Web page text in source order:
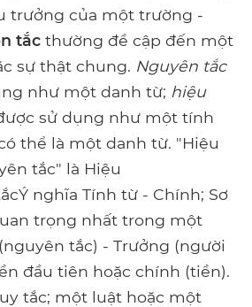
trưởng của một trường -
tắc thường đề cập đến một
sự thật chung. Nguyên tắc
như một danh từ; hiệu
sử dụng như một tính
thể là một danh từ. "Hiệu
tắc" là Hiệu
nghĩa Tính từ - Chính; Sơ
trọng nhất trong một
tắc) - Trưởng (người
đầu tiên hoặc chính (tiền).
tắc; một luật hoặc một